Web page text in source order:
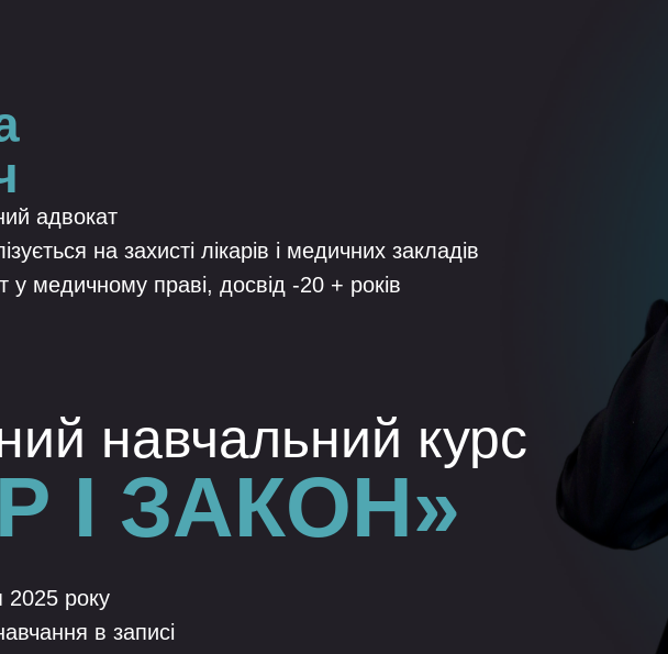
2025 року
в записі
І ЗАКОН»
адвокат
на захисті лікарів і медичних закладів
у медичному праві, досвід -20 + років
навчальний курс